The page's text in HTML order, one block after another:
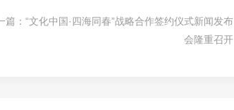
篇： “文化中国·四海同春”战略合作签约仪式新闻发布
会隆重召开